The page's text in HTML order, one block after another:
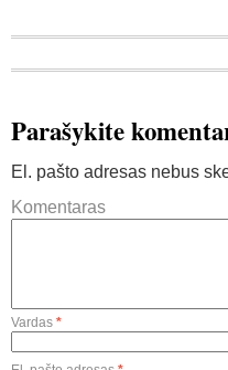
Parašykite
El. pašto adresas nebus
Komentaras
Vardas *